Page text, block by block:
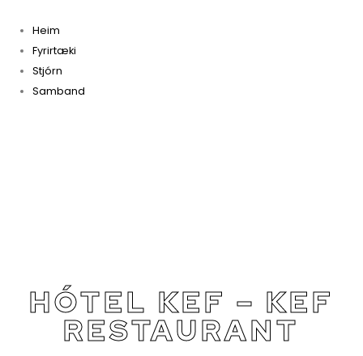
Heim
Fyrirtæki
Stjórn
Samband
HÓTEL KEF – KEF
RESTAURANT